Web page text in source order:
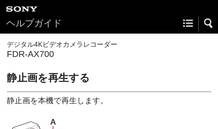
ヘルプガイド
デジタル4Kビデオカメラレコーダー
FDR-AX700
静止画を再生する
静止画を本機で再生します。